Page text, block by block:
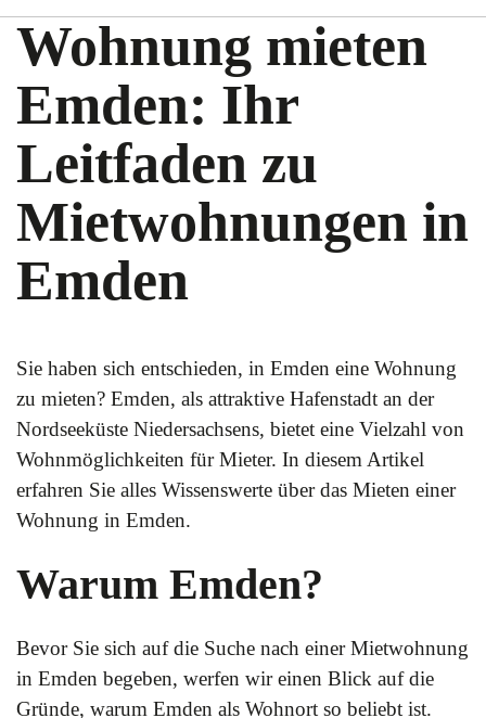
Wohnung mieten
Emden: Ihr
Leitfaden zu
Mietwohnungen in
Emden
Sie haben sich entschieden, in Emden eine Wohnung
zu mieten? Emden, als attraktive Hafenstadt an der
Nordseeküste Niedersachsens, bietet eine Vielzahl von
Wohnmöglichkeiten für Mieter. In diesem Artikel
erfahren Sie alles Wissenswerte über das Mieten einer
Wohnung in Emden.
Warum Emden?
Bevor Sie sich auf die Suche nach einer Mietwohnung
in Emden begeben, werfen wir einen Blick auf die
Gründe, warum Emden als Wohnort so beliebt ist.